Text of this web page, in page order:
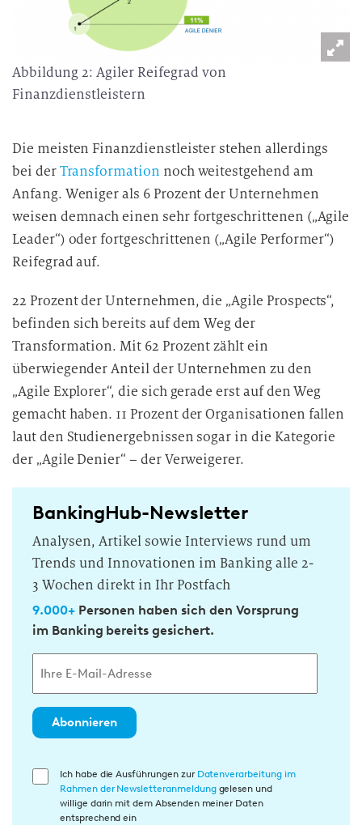
Abbildung 2: Agiler Reifegrad von
Finanzdienstleistern
Die meisten Finanzdienstleister stehen allerdings
bei derTransformation noch weitestgehend am
Anfang. Weniger als 6 Prozent der Unternehmen
weisen demnach einen sehr fortgeschrittenen („Agile
Leader“) oder fortgeschrittenen („Agile Performer“)
Reifegrad auf.
22 Prozent der Unternehmen, die „Agile Prospects“,
befinden sich bereits auf dem Weg der
Transformation. Mit 62 Prozent zählt ein
überwiegender Anteil der Unternehmen zu den
„Agile Explorer“, die sich gerade erst auf den Weg
gemacht haben. 11 Prozent der Organisationen fallen
laut den Studienergebnissen sogar in die Kategorie
der „Agile Denier“ – der Verweigerer.
BankingHub-Newsletter
Analysen, Artikel sowie Interviews rund um
Trends und Innovationen im Banking alle 2-
3 Wochen direkt in Ihr Postfach
9.000+Personen haben sich den Vorsprung
im Banking bereits gesichert.
Abonnieren
E
Ich habe die Ausführungen zur Datenverarbeitung im
Rahmen der Newsletteranmeldunggelesen und
willige darin mit dem Absenden meiner Daten
entsprechend ein